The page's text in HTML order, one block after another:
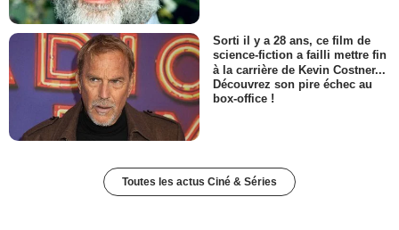
Sorti il y a 28 ans, ce film de
science-fiction a failli mettre fin
à la carrière de Kevin Costner...
Découvrez son pire échec au
box-office !
Toutes les actus Ciné & Séries